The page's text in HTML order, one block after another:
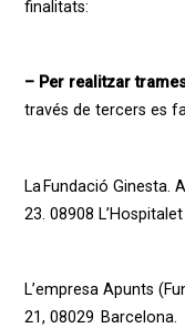
finalitats:
– Per realitzar
través de tercers es
La Fundació Ginesta.
23. 08908
L’empresa Apunts
21, 08029 Barcelona.